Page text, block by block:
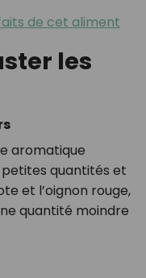
de cet aliment
les
aromatique
quantités et
et l’oignon rouge,
quantité moindre